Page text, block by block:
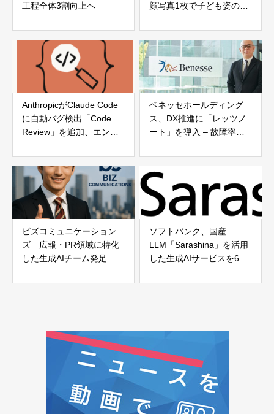
工程全体3割向上へ
顔写真1枚で子ども姿の画
AnthropicがClaude Code
に自動バグ検出「Code
Review」を追加、エンタ
ビュー公開
ベネッセホールディング
ス、DX推進に「レッツノ
ート」を導入 – 故障率大
ョンを加速
ビズコミュニケーション
ズ 広報・PR領域に特化
した生成AIチーム発足
ソフトバンク、国産
LLM「Sarashina」を活用
した生成AIサービスを6月
クラウド「Cloud PF Type